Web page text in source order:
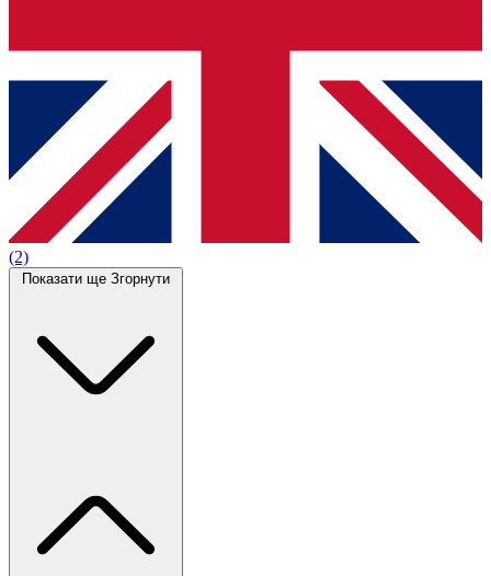
(2)
Показати ще Згорнути